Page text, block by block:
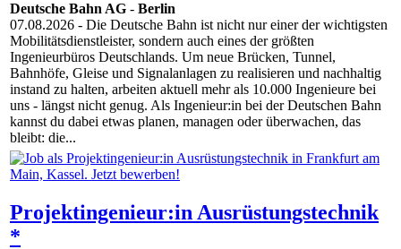
Deutsche Bahn AG - Berlin
07.08.2026 - Die Deutsche Bahn ist nicht nur einer der wichtigsten
Mobilitätsdienstleister, sondern auch eines der größten
Ingenieurbüros Deutschlands. Um neue Brücken, Tunnel,
Bahnhöfe, Gleise und Signalanlagen zu realisieren und nachhaltig
instand zu halten, arbeiten aktuell mehr als 10.000 Ingenieure bei
uns - längst nicht genug. Als Ingenieur:in bei der Deutschen Bahn
kannst du dabei etwas planen, managen oder überwachen, das
bleibt: die...
Projektingenieur:in Ausrüstungstechnik
*